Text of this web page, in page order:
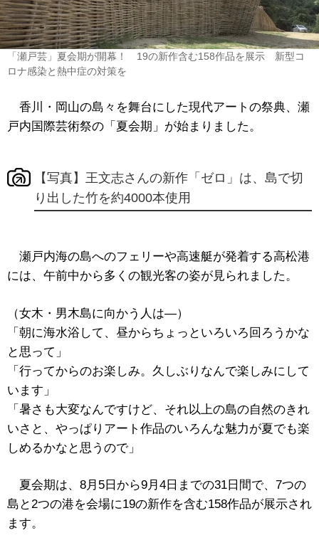
「瀬戸芸」夏会期が開幕！ 19の新作含む158作品を展示 新型コ
ロナ感染と熱中症の対策を
香川・岡山の島々を舞台にした現代アートの祭典、瀬
戸内国際芸術祭の「夏会期」が始まりました。
【写真】王文志さんの新作「ゼロ」は、島で切
り出した竹を約4000本使用
瀬戸内海の島へのフェリーや高速艇が発着する高松港
には、午前中から多くの観光客の姿が見られました。
（女木・男木島に向かう人は―）
「朝に海水浴して、昼からちょっといろいろ回ろうかな
と思って」
「行ってからのお楽しみ。久しぶりなんで楽しみにして
います」
「暑さも大変なんですけど、それ以上の島の自然のきれ
いさと、やっぱりアート作品のいろんな魅力が夏でも楽
しめるかなと思うので」
夏会期は、8月5日から9月4日までの31日間で、7つの
島と2つの港を会場に19の新作を含む158作品が展示され
ます。